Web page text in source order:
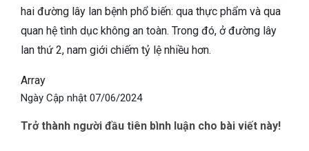
hai đường lây lan bệnh phổ biến: qua thực phẩm và qua
quan hệ tình dục không an toàn. Trong đó, ở đường lây
lan thứ 2, nam giới chiếm tỷ lệ nhiều hơn.
Array
Ngày Cập nhật 07/06/2024
Trở thành người đầu tiên bình luận cho bài viết này!